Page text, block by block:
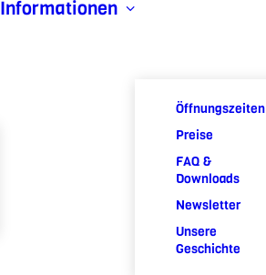
Informationen
Öffnungszeiten
Preise
FAQ &
Downloads
Newsletter
Unsere
Geschichte